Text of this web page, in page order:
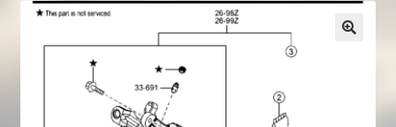
Статьи
Доставка и оплата